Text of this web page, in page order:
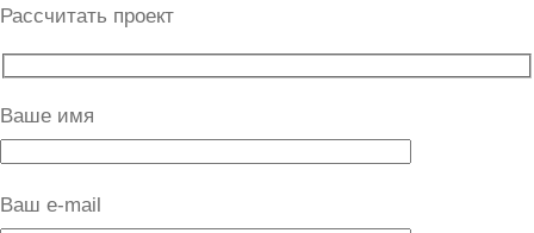
Рассчитать проект
Ваше имя
Ваш e-mail